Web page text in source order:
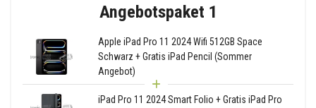
Angebotspaket 1
Apple iPad Pro 11 2024 Wifi 512GB Space
Schwarz + Gratis iPad Pencil (Sommer
Angebot)
iPad Pro 11 2024 Smart Folio + Gratis iPad Pro